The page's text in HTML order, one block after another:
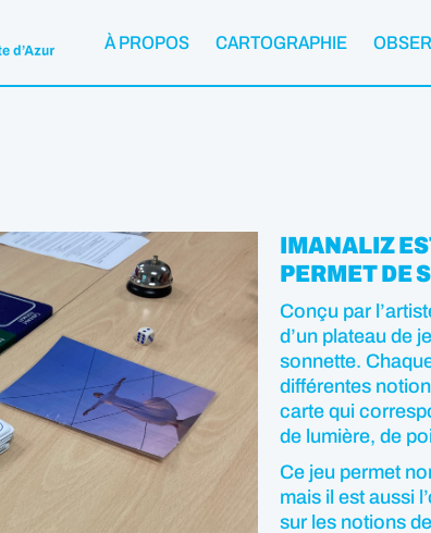
À PROPOS CARTOGRAPHIE
IMANALIZ
PERMET DE
Conçu par
d’un plateau de
sonnette.
différentes
carte qui
de lumière, de
Ce jeu permet
mais il est aussi
sur les notions